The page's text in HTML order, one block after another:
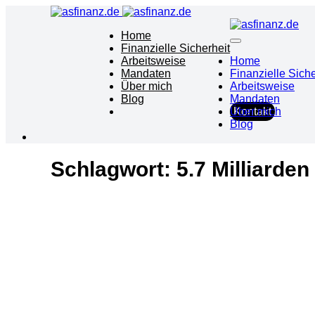
Home
Finanzielle Sicherheit
Arbeitsweise
Mandaten
Über mich
Blog
Kontakt
Home
Finanzielle
Arbeitsweise
Mandaten
Über mich
Blog
Schlagwort: 5.7 Milliarden